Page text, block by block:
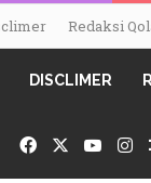
Redaksi
DISCLIMER
Facebook